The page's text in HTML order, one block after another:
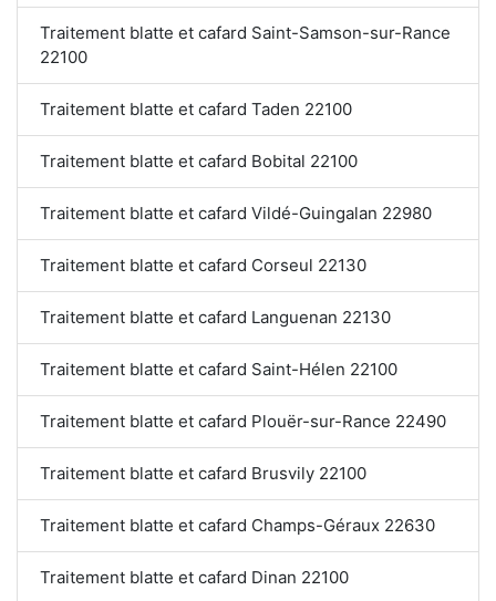
Traitement blatte et cafard Saint-Samson-sur-Rance
22100
Traitement blatte et cafard Taden 22100
Traitement blatte et cafard Bobital 22100
Traitement blatte et cafard Vildé-Guingalan 22980
Traitement blatte et cafard Corseul 22130
Traitement blatte et cafard Languenan 22130
Traitement blatte et cafard Saint-Hélen 22100
Traitement blatte et cafard Plouër-sur-Rance 22490
Traitement blatte et cafard Brusvily 22100
Traitement blatte et cafard Champs-Géraux 22630
Traitement blatte et cafard Dinan 22100